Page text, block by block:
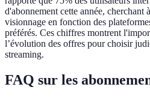
d'abonnement cette année, cherchant
visionnage en fonction des
préférés. Ces chiffres montrent
l’évolution des offres pour choisir
streaming.
FAQ sur les